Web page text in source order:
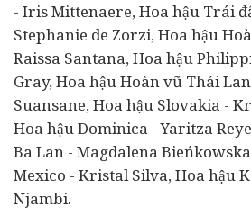
- Iris Mittenaere, Hoa hậu Trái
Stephanie de Zorzi, Hoa hậu
Raissa Santana, Hoa hậu
Gray, Hoa hậu Hoàn vũ Thái
Suansane, Hoa hậu Slovakia -
Hoa hậu Dominica - Yaritza
Ba Lan - Magdalena
Mexico - Kristal Silva, Hoa hậu
Njambi.